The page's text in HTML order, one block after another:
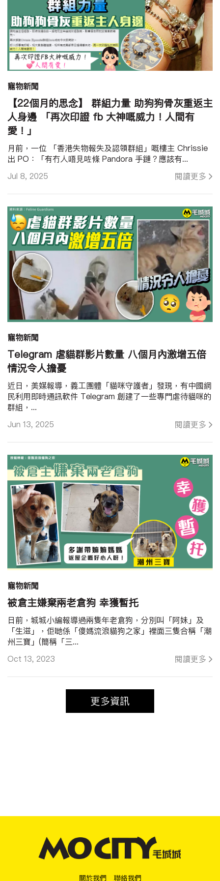
寵物新聞
【22個月的思念】 群組力量 助狗狗骨灰重返主
人身邊 「再次印證 fb 大神嘅威力！人間有
愛！」
Jul 8, 2025 閱讀更多
月前，一位 「香港失物報失及認領群組」嘅樓主 Chrissie
出 PO：「有冇人唔見咗條 Pandora 手鏈？應該有...
寵物新聞
Telegram 虐貓群影片數量 八個月內激增五倍
情況令人擔憂
Jun 13, 2025 閱讀更多
近日，美媒報導，義工團體「貓咪守護者」發現，有中國網
民利用即時通訊軟件 Telegram 創建了一些專門虐待貓咪的
群組，...
寵物新聞
被倉主嫌棄兩老倉狗 幸獲暫托
Oct 13, 2023 閱讀更多
日前，城城小編報導過兩隻年老倉狗，分別叫「阿妹」及
「生滋」，佢哋係「傻媽流浪貓狗之家」裡面三隻合稱「潮
州三寶」(簡稱「三...
更多資訊
關於我們 聯絡我們